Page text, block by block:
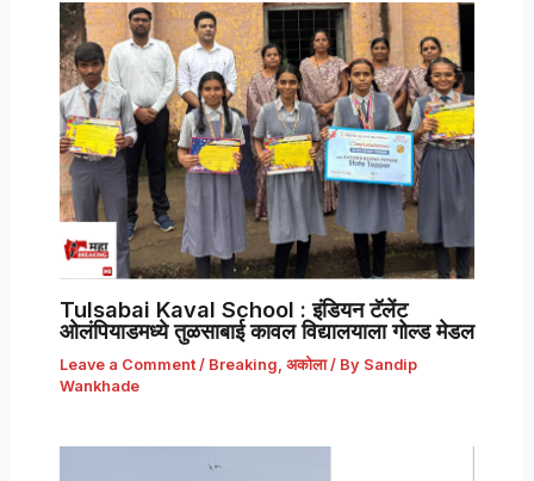
Tulsabai Kaval School : इंडियन टॅलेंट
ओलंपियाडमध्ये तुळसाबाई कावल विद्यालयाला गोल्ड मेडल
Leave a Comment / Breaking अकोला/ By Sandip
Wankhade